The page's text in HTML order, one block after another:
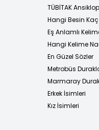
TÜBİTAK
Hangi Besin
Eş Anlamlı
Hangi Kelime
En Güzel Sözler
Metrobüs
Marmaray
Erkek İsimleri
Kız İsimleri